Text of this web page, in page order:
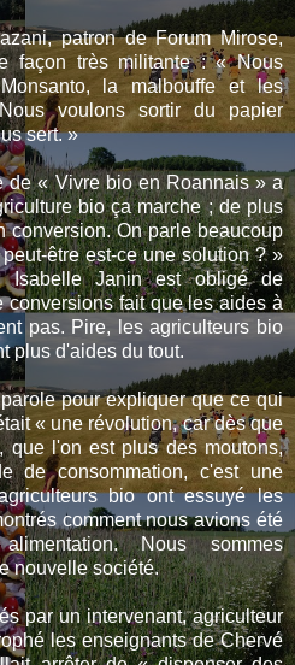
patron de Forum Mirose,
façon très militante : « Nous
la malbouffe et les
voulons sortir du papier
sert. »
de « Vivre bio en Roannais » a
bio ça marche ; de plus
conversion. On parle beaucoup
être est-ce une solution ? »
Isabelle Janin est obligé de
conversions fait que les aides à
pas. Pire, les agriculteurs bio
plus d'aides du tout.
pour expliquer que ce qui
« une révolution, car dès que
que l'on est plus des moutons,
de consommation, c'est une
bio ont essuyé les
comment nous avions été
Nous sommes
nouvelle société.
par un intervenant, agriculteur
les enseignants de Chervé